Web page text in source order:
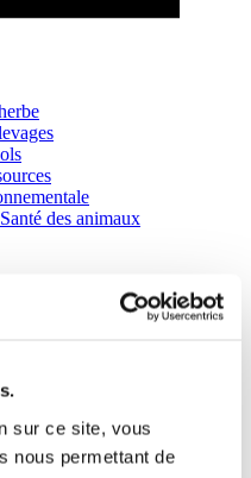
sur ce site, vous
nous permettant de
des animaux